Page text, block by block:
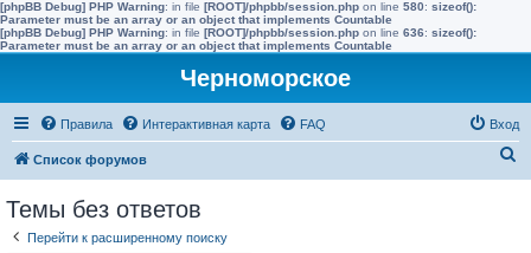
[phpBB Debug] PHP Warning: in file [ROOT]/phpbb/session.php on line 580: sizeof():
Parameter must be an array or an object that implements Countable
[phpBB Debug] PHP Warning: in file [ROOT]/phpbb/session.php on line 636: sizeof():
Parameter must be an array or an object that implements Countable
Черноморское
Правила Интерактивная карта FAQ Вход
Список форумов
Темы без ответов
Перейти к расширенному поиску